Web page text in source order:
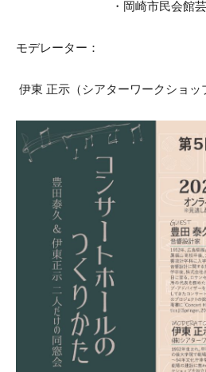
・岡崎市民会館芸術
モデレーター：
伊東 正示（シアターワークショッ